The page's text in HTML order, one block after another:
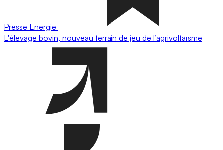
Presse Energie
L'élevage bovin, nouveau terrain de jeu de l’agrivoltaïsme